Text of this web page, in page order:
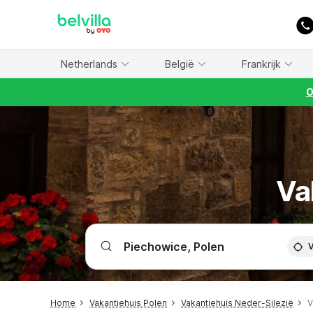
Netherlands België Frankrijk
Home Vakantiehuis Polen Vakantiehuis Neder-Silezië